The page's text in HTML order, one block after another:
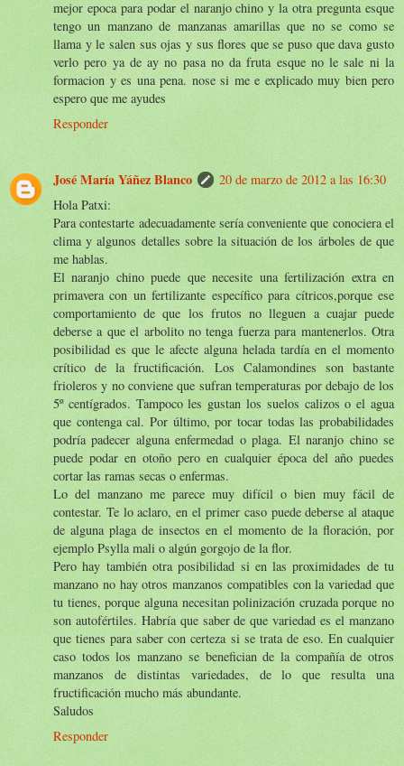
mejor epoca para podar el naranjo chino y la otra pregunta esque
tengo un manzano de manzanas amarillas que no se como se
llama y le salen sus ojas y sus flores que se puso que dava gusto
verlo pero ya de ay no pasa no da fruta esque no le sale ni la
formacion y es una pena. nose si me e explicado muy bien pero
espero que me ayudes
Responder
José María Yáñez Blanco
20 de marzo de 2012 a las 16:30
Hola Patxi:
Para contestarte adecuadamente sería conveniente que conociera el
clima y algunos detalles sobre la situación de los árboles de que
me hablas.
El naranjo chino puede que necesite una fertilización extra en
primavera con un fertilizante específico para cítricos,porque ese
comportamiento de que los frutos no lleguen a cuajar puede
deberse a que el arbolito no tenga fuerza para mantenerlos. Otra
posibilidad es que le afecte alguna helada tardía en el momento
crítico de la fructificación. Los Calamondines son bastante
frioleros y no conviene que sufran temperaturas por debajo de los
5º centígrados. Tampoco les gustan los suelos calizos o el agua
que contenga cal. Por último, por tocar todas las probabilidades
podría padecer alguna enfermedad o plaga. El naranjo chino se
puede podar en otoño pero en cualquier época del año puedes
cortar las ramas secas o enfermas.
Lo del manzano me parece muy difícil o bien muy fácil de
contestar. Te lo aclaro, en el primer caso puede deberse al ataque
de alguna plaga de insectos en el momento de la floración, por
ejemplo Psylla mali o algún gorgojo de la flor.
Pero hay también otra posibilidad si en las proximidades de tu
manzano no hay otros manzanos compatibles con la variedad que
tu tienes, porque alguna necesitan polinización cruzada porque no
son autofértiles. Habría que saber de que variedad es el manzano
que tienes para saber con certeza si se trata de eso. En cualquier
caso todos los manzano se benefician de la compañía de otros
manzanos de distintas variedades, de lo que resulta una
fructificación mucho más abundante.
Saludos
Responder